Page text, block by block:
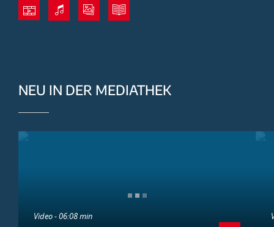
NEU IN DER MEDIATHEK
Video - 06:08 min